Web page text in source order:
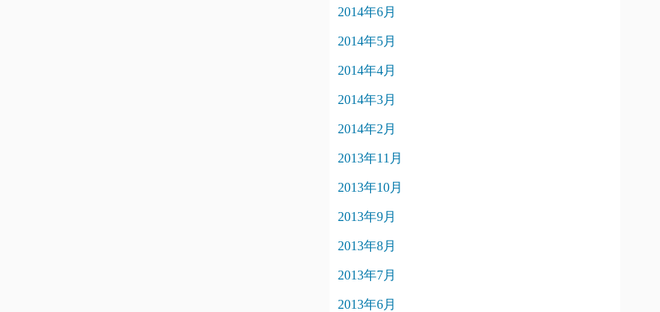
2014年6月
2014年5月
2014年4月
2014年3月
2014年2月
2013年11月
2013年10月
2013年9月
2013年8月
2013年7月
2013年6月